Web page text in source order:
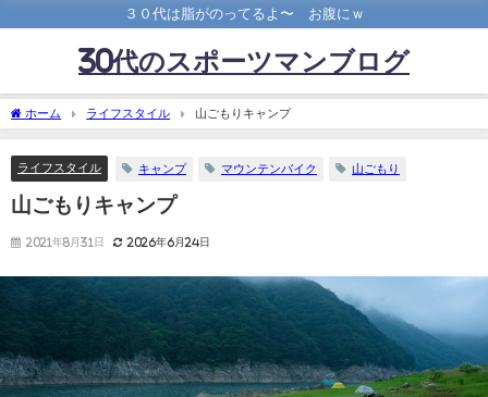
３０代は脂がのってるよ〜 お腹にｗ
30代のスポーツマンブログ
ホーム ライフスタイル 山ごもりキャンプ
ライフスタイル キャンプ マウンテンバイク 山ごもり
山ごもりキャンプ
2021年8月31日 2026年6月24日